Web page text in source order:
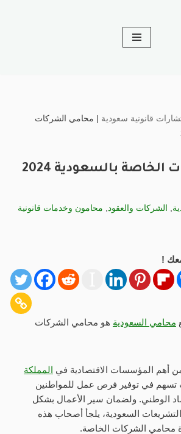
قانونية سعودية | محامي الشركات
بالسعودية 2024
, الشركات والعقود, محامون وخدمات قانونية
!
محامي السعودية هو محامي الشركات
أهم المؤسسات الاقتصادية في المملكة
تسهم في توفير فرص عمل للمواطنين
الوطني. ولضمان سير الأعمال بشكل
السعودية، يلجأ أصحاب هذه
محامي الشركات الخاصة.